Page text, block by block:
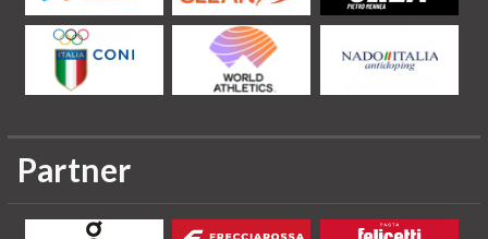
Partner